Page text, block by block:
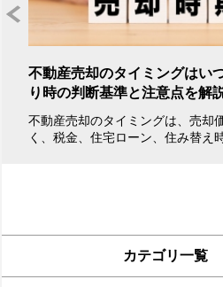
不動産売却のタイミングはい
り時の判断基準と注意点を解
不動産売却のタイミングは、売却
く、税金、住宅ローン、住み替え
カテゴリ一覧